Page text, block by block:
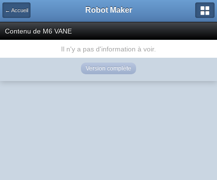
← Accueil Robot Maker
Contenu de M6 VANE
Il n'y a pas d'information à voir.
Version complète